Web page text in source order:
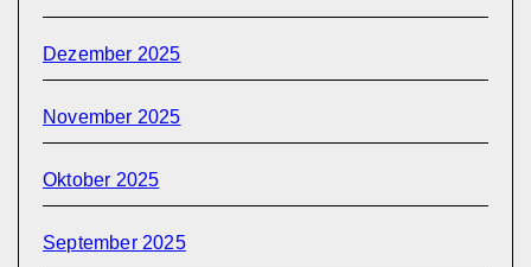
Dezember 2025
November 2025
Oktober 2025
September 2025